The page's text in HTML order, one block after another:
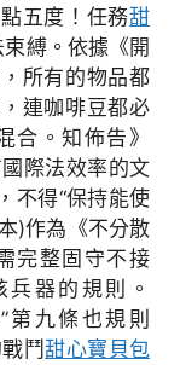
五度！任務甜
束縛。依據《開
所有的物品都
連咖啡豆都必
合。知佈告》
際法效率的文
不得“保持能使
)作為《不分散
完整固守不接
器的規則。
第九條也規則
鬥甜心寶貝包